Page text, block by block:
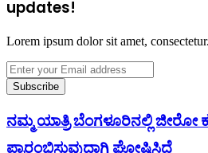
updates!
Lorem ipsum dolor sit amet, consectetur.
Enter
your
Email
ನಮ್ಮ ಯಾತ್ರಿ ಬೆಂಗಳೂರಿನಲ್ಲಿ ಜೀರೋ
ಪ್ರಾರಂಭಿಸುವುದಾಗಿ ಘೋಷಿಸಿದೆ